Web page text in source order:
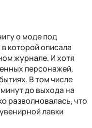
о моде под
которой описала
журнале. И хотя
персонажей,
В том числе
до выхода на
разволновалась, что
лавки